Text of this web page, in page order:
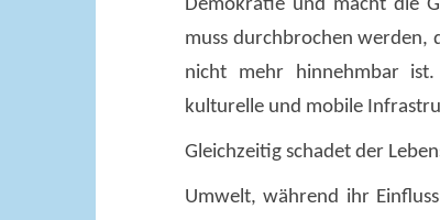
Demokratie und macht die
muss durchbrochen werden,
nicht mehr hinnehmbar ist.
kulturelle und mobile
Gleichzeitig schadet der
Umwelt, während ihr